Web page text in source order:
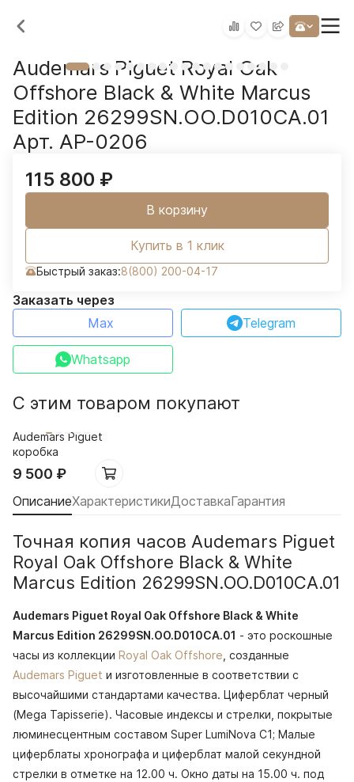
Audemars Piguet Royal Oak
Offshore Black & White Marcus
Edition 26299SN.OO.D010CA.01
Арт. AP-0206
115 800 ₽
В корзину
Купить в 1 клик
Быстрый заказ:8(800) 200-04-17
Заказать через
Max
Telegram
Whatsapp
С этим товаром покупают
Audemars Piguet
коробка
9 500 ₽
ОписаниеХарактеристикиДоставкаГарантия
Точная копия часов Audemars Piguet
Royal Oak Offshore Black & White
Marcus Edition 26299SN.OO.D010CA.01
Audemars Piguet Royal Oak Offshore Black & White
Marcus Edition 26299SN.OO.D010CA.01 - это роскошные
часы из коллекции Royal Oak Offshore , созданные
Audemars Piguet и изготовленные в соответствии с
высочайшими стандартами качества. Циферблат черный
(Mega Tapisserie). Часовые индексы и стрелки, покрытые
люминесцентным составом Super LumiNova С1; Малые
циферблаты хронографа и циферблат малой секундной
стрелки в отметке на 12.00 ч. Окно даты на 15.00 ч. под